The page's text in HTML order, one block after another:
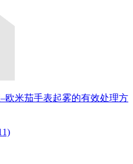
欧米茄手表起雾的有效处理方